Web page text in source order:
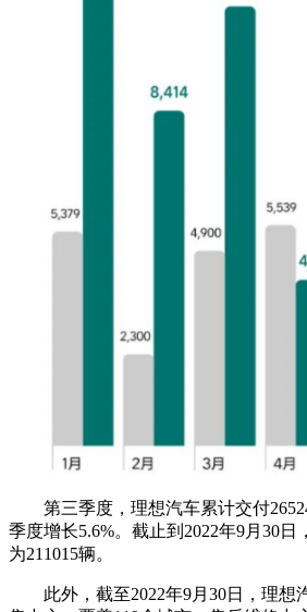
第三季度，理想汽车累计交付
季度增长5.6%。截止到2022年9月30
为211015辆。
此外，截至2022年9月30日，理想